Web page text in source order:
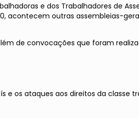
e dos Trabalhadores de
acontecem outras assembleias-
de convocações que foram
os ataques aos direitos da classe